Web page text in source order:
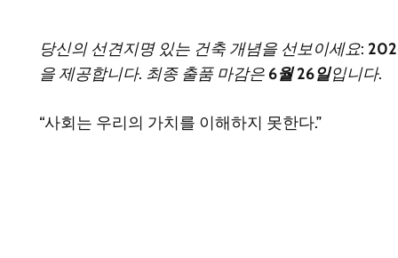
당신의 선견지명 있는 건축 개념을 선보이세요:
을 제공합니다. 최종 출품 마감은6월 26일입니다.
“사회는 우리의 가치를 이해하지 못한다.”